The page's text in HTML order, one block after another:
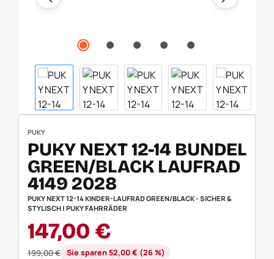
PUKY
PUKY NEXT 12-14 BUNDEL
GREEN/BLACK LAUFRAD
4149 2028
PUKY NEXT 12-14 KINDER-LAUFRAD GREEN/BLACK - SICHER &
STYLISCH | PUKY FAHRRÄDER
Verkaufspreis:
147,00 €
Regulärer Preis:
199,00 € Sie sparen 52,00 € (26 %)